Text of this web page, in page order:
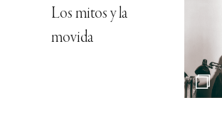
Los mitos y la
movida